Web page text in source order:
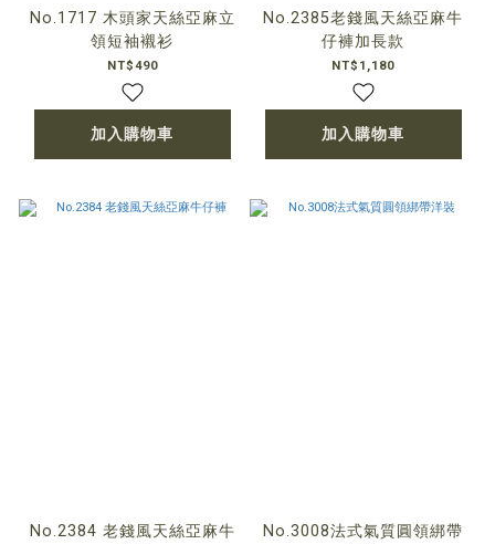
No.1717 木頭家天絲亞麻立
領短袖襯衫
NT$490
加入購物車
No.2385老錢風天絲亞麻牛
仔褲加長款
NT$1,180
加入購物車
No.2384 老錢風天絲亞麻牛
No.3008法式氣質圓領綁帶